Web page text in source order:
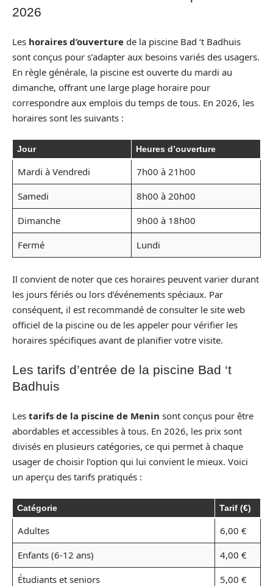
2026
Les horaires d’ouverture de la piscine Bad ‘t Badhuis
sont conçus pour s’adapter aux besoins variés des usagers.
En règle générale, la piscine est ouverte du mardi au
dimanche, offrant une large plage horaire pour
correspondre aux emplois du temps de tous. En 2026, les
horaires sont les suivants :
Jour Heures d’ouverture
Mardi à Vendredi
7h00 à 21h00
Samedi
8h00 à 20h00
Dimanche
9h00 à 18h00
Fermé
Lundi
Il convient de noter que ces horaires peuvent varier durant
les jours fériés ou lors d’événements spéciaux. Par
conséquent, il est recommandé de consulter le site web
officiel de la piscine ou de les appeler pour vérifier les
horaires spécifiques avant de planifier votre visite.
Les tarifs d’entrée de la piscine Bad ‘t
Badhuis
Les tarifs de la piscine de Menin sont conçus pour être
abordables et accessibles à tous. En 2026, les prix sont
divisés en plusieurs catégories, ce qui permet à chaque
usager de choisir l’option qui lui convient le mieux. Voici
un aperçu des tarifs pratiqués :
Catégorie Tarif (€)
Adultes
6,00 €
Enfants (6-12 ans)
4,00 €
Étudiants et seniors
5,00 €